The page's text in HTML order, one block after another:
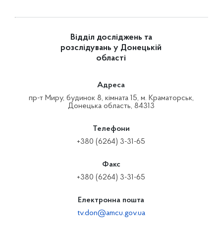
Відділ досліджень та
розслідувань у Донецькій
області
Адреса
пр-т Миру, будинок 8, кімната 15, м. Краматорськ,
Донецька область, 84313
Телефони
+380 (6264) 3-31-65
Факс
+380 (6264) 3-31-65
Електронна пошта
tv.don@amcu.gov.ua